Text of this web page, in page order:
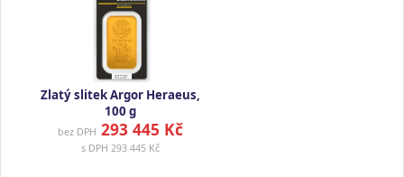
Zlatý slitek Argor Heraeus,
100 g
bez DPH 293 445 Kč
s DPH 293 445 Kč